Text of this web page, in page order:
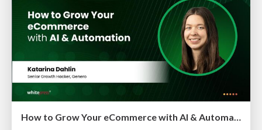
How to Grow Your eCommerce with AI & Automation